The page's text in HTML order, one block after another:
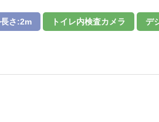
さ:2m トイレ内検査カメラ デ